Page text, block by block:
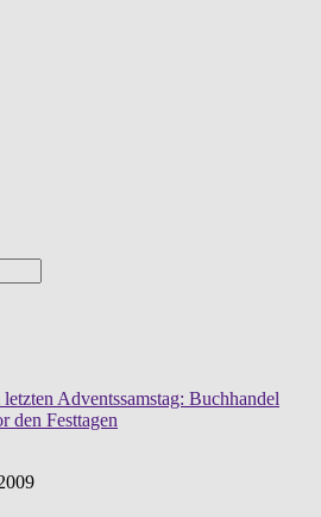
Adventssamstag: Buchhandel
den Festtagen